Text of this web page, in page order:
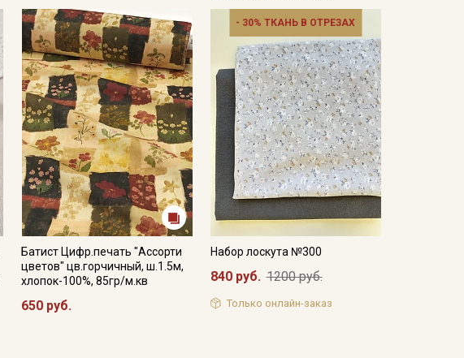
Батист Цифр.печать "Ассорти
цветов" цв.горчичный, ш.1.5м,
хлопок-100%, 85гр/м.кв
650 руб.
- 30% ТКАНЬ В ОТРЕЗАХ
Набор лоскута №300
840 руб. 1200 руб.
Только онлайн-заказ